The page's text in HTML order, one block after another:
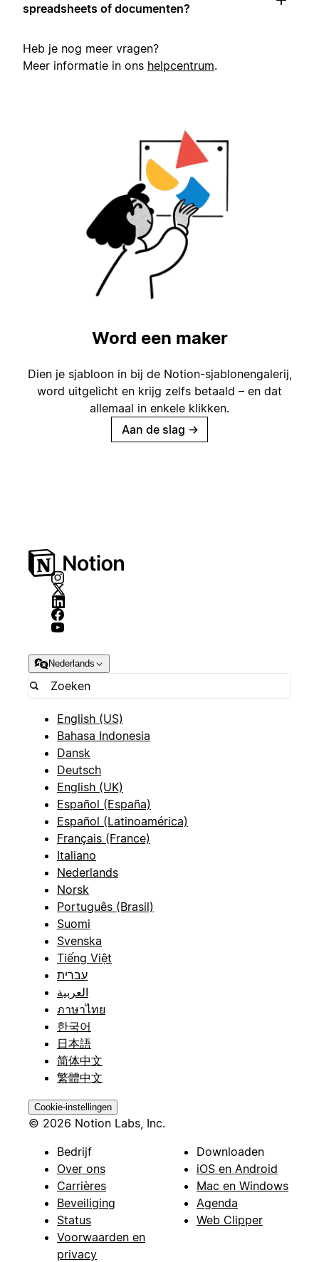
spreadsheets of documenten?
Heb je nog meer vragen?
Meer informatie in ons helpcentrum.
Word een maker
Dien je sjabloon in bij de Notion-sjablonengalerij,
word uitgelicht en krijg zelfs betaald – en dat
allemaal in enkele klikken.
Aan de slag →
Nederlands
English (US)
Bahasa Indonesia
Dansk
Deutsch
English (UK)
Español (España)
Español (Latinoamérica)
Français (France)
Italiano
Nederlands
Norsk
Português (Brasil)
Suomi
Svenska
Tiếng Việt
עברית
العربية
ภาษาไทย
한국어
日本語
简体中文
繁體中文
Cookie-instellingen
© 2026 Notion Labs, Inc.
Bedrijf
Over ons
Carrières
Beveiliging
Status
Voorwaarden en
privacy
Downloaden
iOS en Android
Mac en Windows
Agenda
Web Clipper